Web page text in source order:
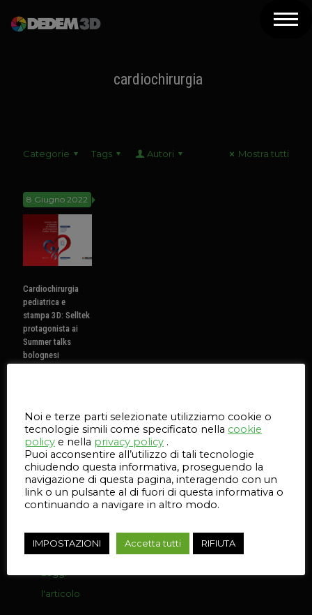
Assistenza
Contatti
Newsletter
cardiochirurgia
Categorie Tags Autori Mostra tutti
8 Giugno 2022
Cardiochirurgia
pediatrica e
stampa 3D: Selltek
protagonista ai
Summer talks
bolognesi
cardiochirurgia
pediatrica con
un focus
speciale sulla
stampa 3D
Selltek. Scopri
di più.
99
Leggi
l'articolo
Noi e terze parti selezionate utilizziamo cookie o
tecnologie simili come specificato nella cookie
policy e nella privacy policy .
Puoi acconsentire all’utilizzo di tali tecnologie
chiudendo questa informativa, proseguendo la
navigazione di questa pagina, interagendo con un
link o un pulsante al di fuori di questa informativa o
continuando a navigare in altro modo.
IMPOSTAZIONI Accetta tutti RIFIUTA